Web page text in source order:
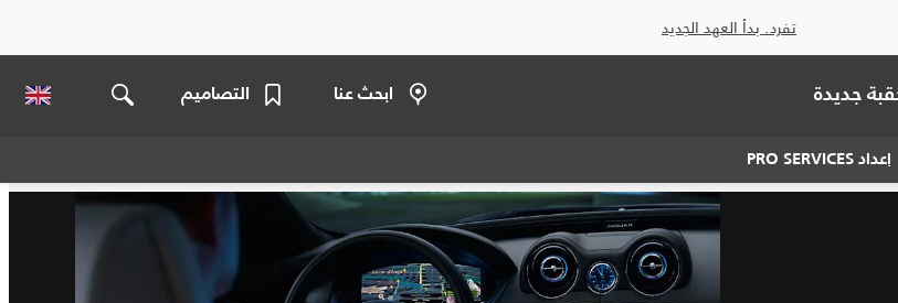
تفرد. بدأ العهد الجديد
جديدة ابحث عنا التصاميم
إعداد PRO SERVICES